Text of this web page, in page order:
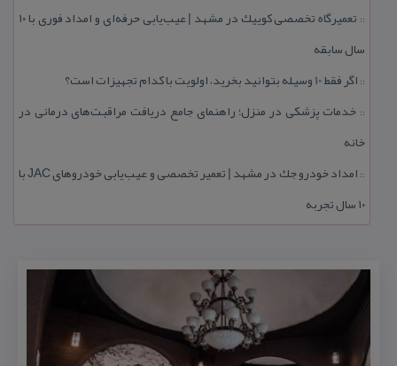
::
تعمیرگاه تخصصی كوییك در مشهد | عیب‌یابی حرفه‌ای و امداد فوری با ۱۰
سال سابقه
:: اگر فقط 10 وسیله بتوانید بخرید، اولویت با كدام تجهیزات است؟
:: خدمات پزشكی در منزل؛ راهنمای جامع دریافت مراقبت‌های درمانی در
خانه
::
امداد خودرو جك در مشهد | تعمیر تخصصی و عیب‌یابی خودروهای JAC با
۱۰ سال تجربه